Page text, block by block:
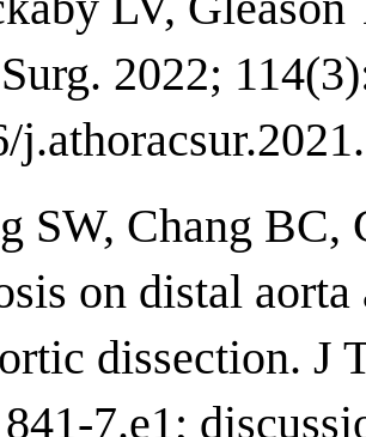
2022;
SW, Chang
on distal
dissection. J
7.e1;